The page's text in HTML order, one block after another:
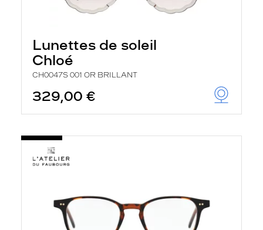
Lunettes de soleil
Chloé
CH0047S 001 OR BRILLANT
329,00 €